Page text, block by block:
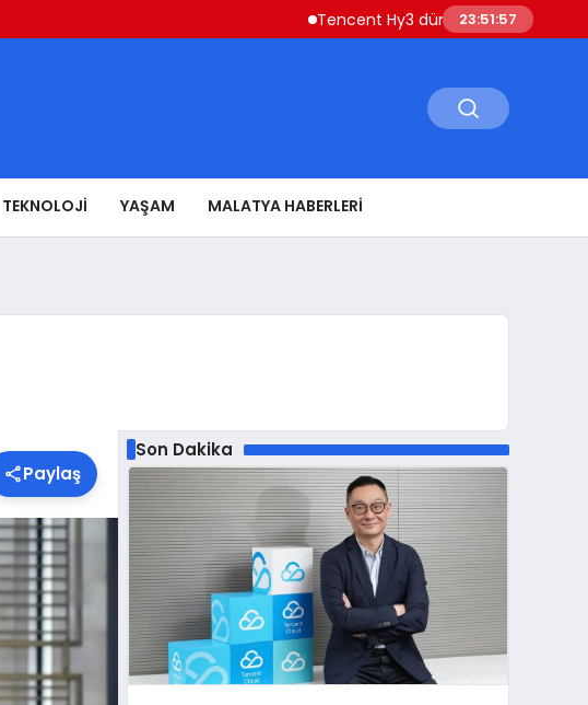
Tencent Hy3 dünya genelinde kullanıma
23:51:58
TEKNOLOJI YAŞAM MALATYA HABERLERI
Paylaş
Son Dakika